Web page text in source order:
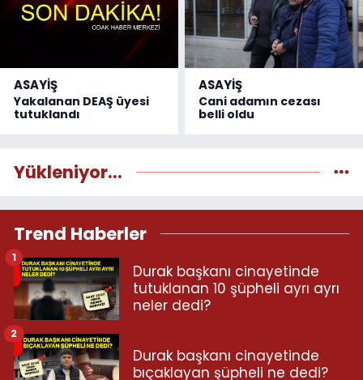
ASAYİŞ
Yakalanan DEAŞ üyesi
tutuklandı
ASAYİŞ
Cani adamın cezası
belli oldu
Yükleniyor...
Trend Haberler
Durak başkanı cinayetinde
tutuklanan 10 şüpheli ayrı ayrı
neler dedi?
1
Durak başkanı cinayetinde
bıçaklayan şüpheli ne dedi?
2